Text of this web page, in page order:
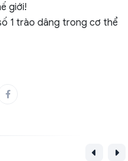
giới!
1 trào dâng trong cơ thể